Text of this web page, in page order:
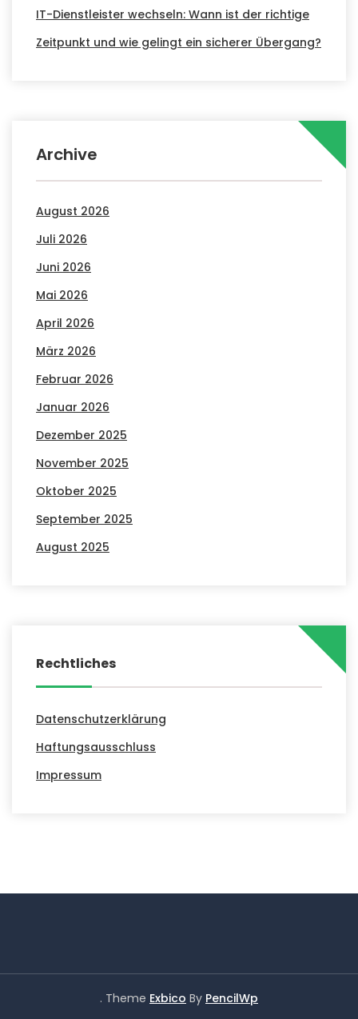
IT-Dienstleister wechseln: Wann ist der richtige
Zeitpunkt und wie gelingt ein sicherer Übergang?
Archive
August 2026
Juli 2026
Juni 2026
Mai 2026
April 2026
März 2026
Februar 2026
Januar 2026
Dezember 2025
November 2025
Oktober 2025
September 2025
August 2025
Rechtliches
Datenschutzerklärung
Haftungsausschluss
Impressum
. Theme Exbico By PencilWp